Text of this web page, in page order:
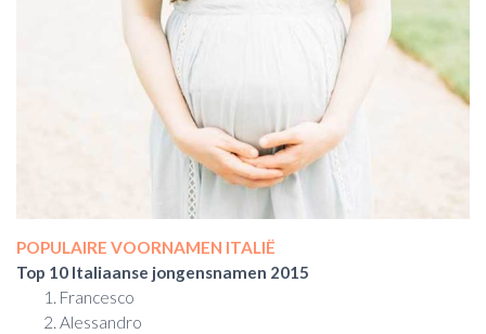
POPULAIRE VOORNAMEN ITALIË
Top 10 Italiaanse jongensnamen 2015
Francesco
Alessandro